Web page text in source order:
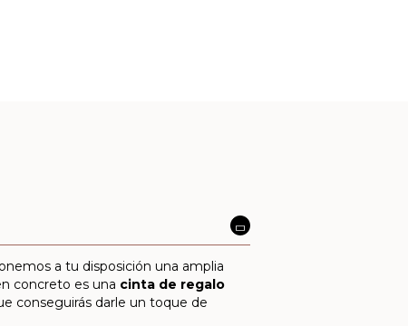
a tu disposición una amplia
concreto es una cinta de regalo
conseguirás darle un toque de